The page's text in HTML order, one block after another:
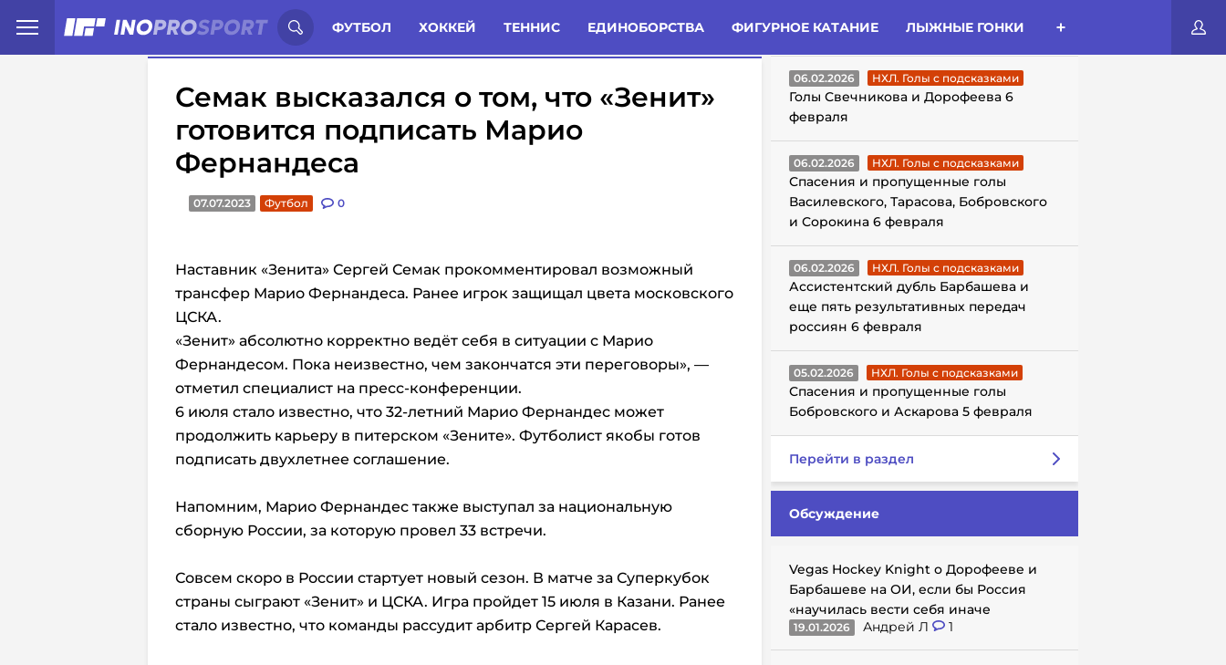
ФУТБОЛ ХОККЕЙ ТЕННИС ЕДИНОБОРСТВА ФИГУРНОЕ КАТАНИЕ ЛЫЖНЫЕ ГОНКИ
Иностранцы о спорте России: Статьи Комменты Новости
Семак высказался о том, что «Зенит»
готовится подписать Марио
Фернандеса
07.07.2023 Футбол 0
Наставник «Зенита» Сергей Семак прокомментировал возможный
трансфер Марио Фернандеса. Ранее игрок защищал цвета московского
ЦСКА.
«Зенит» абсолютно корректно ведёт себя в ситуации с Марио
Фернандесом. Пока неизвестно, чем закончатся эти переговоры», —
отметил специалист на пресс-конференции.
6 июля стало известно, что 32-летний Марио Фернандес может
продолжить карьеру в питерском «Зените». Футболист якобы готов
подписать двухлетнее соглашение.
Напомним, Марио Фернандес также выступал за национальную
сборную России, за которую провел 33 встречи.
Совсем скоро в России стартует новый сезон. В матче за Суперкубок
страны сыграют «Зенит» и ЦСКА. Игра пройдет 15 июля в Казани. Ранее
стало известно, что команды рассудит арбитр Сергей Карасев.
ГОЛЫ С ПОДСКАЗКАМИ
06.02.2026 НХЛ. Голы с подсказками
Голы Свечникова и Дорофеева 6
февраля
06.02.2026 НХЛ. Голы с подсказками
Спасения и пропущенные голы
Василевского, Тарасова, Бобровского
и Сорокина 6 февраля
06.02.2026 НХЛ. Голы с подсказками
Ассистентский дубль Барбашева и
еще пять результативных передач
россиян 6 февраля
05.02.2026 НХЛ. Голы с подсказками
Спасения и пропущенные голы
Бобровского и Аскарова 5 февраля
Перейти в раздел
Обсуждение
Vegas Hockey Knight о Дорофееве и
Барбашеве на ОИ, если бы Россия
«научилась вести себя иначе
19.01.2026 Андрей Л 1